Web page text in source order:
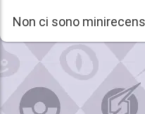
Non ci sono